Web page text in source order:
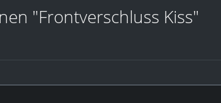
"Frontverschluss Kiss"